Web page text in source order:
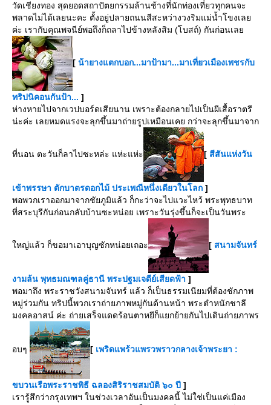
วัดเชียงทอง สุดยอดสถาปัตยกรรมล้านช้างที่นักท่องเที่ยวทุกคนจะ
พลาดไม่ได้เลยนะคะ ตั้งอยู่ปลายถนนสีสะหว่างวงริมแม่น้ำโขงเล
ค่ะ เรากับคุณพจนีย์พอถึงก็ถลาไปข้างหลังสิม (โบสถ์) กันก่อนเล
[ น้ายางแตกบอก...มาป้ามา...มาเที่ยวเมืองเพชรกับ
ทริปนิคอนกันป้า... ]
ห่างหายไปจากเวปบอร์ดเสียนาน เพราะต้องกลายไปเป็นผีเสื้อราตรี
น่ะค่ะ เลยหมดแรงจะลุกขึ้นมาถ่ายรูปเหมือนเคย กว่าจะลุกขึ้นมาจาก
ที่นอน ตะวันก็ลาไปซะหล่ะ แห่ะแห่ะ [ สีสันแห่งวัน
เข้าพรรษา ตักบาตรดอกไม้ ประเพณีหนึ่งเดียวในโลก ]
พอพวกเราออกมาจากชัยภูมิแล้ว ก็กะว่าจะไปแวะไหว้ พระพุทธบาท
ที่สระบุรีกันก่อนกลับบ้านซะหน่อย เพราะวันรุ่งขึ้นก็จะเป็นวันพระ
หญ่แล้ว ก็ขอมาเอาบุญซักหน่อยเถอะ [ สนามจันทร์
งามล้น พุทธมณฑลคู่ธานี พระปฐมเจดีย์เสียดฟ้า ]
พอมาถึง พระราชวังสนามจันทร์ แล้ว ก็เป็นธรรมเนียมที่ต้องชักภาพ
หมู่ร่วมกัน ทริปนี้พวกเราถ่ายภาพหมู่กันด้านหน้า พระตำหนักชาลี
มงคลอาสน์ ค่ะ ถ่ายเสร็จแดดร้อนตาหยีก็แยกย้ายกันไปเดินถ่ายภาพร
อบๆ [ เพริดแพร้วแพรวพราวกลางเจ้าพระยา :
ขบวนเรือพระราชพิธี ฉลองสิริราชสมบัติ ๖๐ ปี ]
เรารู้สึกว่ากรุงเทพฯ ในช่วงเวลาอันเป็นมงคลนี้ ไม่ใช่เป็นแค่เมือง